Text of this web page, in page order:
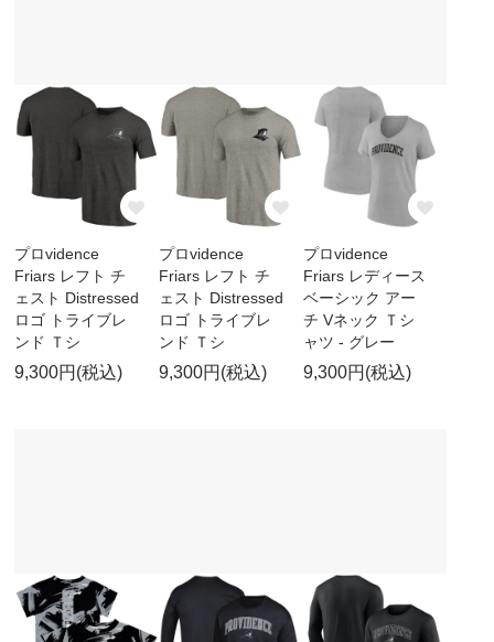
プロvidence
Friars レフト チ
ェスト Distressed
ロゴ トライブレ
ンド Ｔシ
9,300円(税込)
プロvidence
Friars レフト チ
ェスト Distressed
ロゴ トライブレ
ンド Ｔシ
9,300円(税込)
プロvidence
Friars レディース
ベーシック アー
チ Vネック Ｔシ
ャツ - グレー
9,300円(税込)